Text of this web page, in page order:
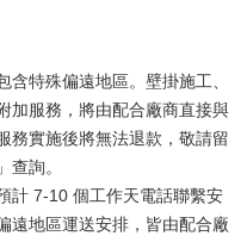
特殊偏遠地區。壁掛施工、
加服務，將由配合廠商直接與
務實施後將無法退款，敬請留
」查詢。
計 7-10 個工作天電話聯繫安
遠地區運送安排，皆由配合廠